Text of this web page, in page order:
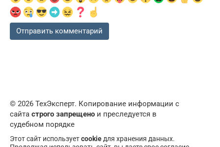
© 2026 ТехЭксперт. Копирование информации с
сайта строго запрещено и преследуется в
судебном порядке
Этот сайт используетcookie для хранения данных.